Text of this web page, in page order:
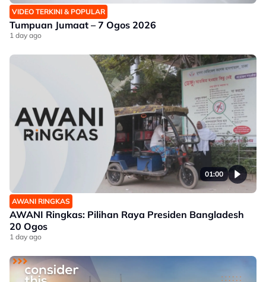
VIDEO TERKINI & POPULAR
Tumpuan Jumaat – 7 Ogos 2026
1 day ago
01:00
AWANI RINGKAS
AWANI Ringkas: Pilihan Raya Presiden Bangladesh
20 Ogos
1 day ago